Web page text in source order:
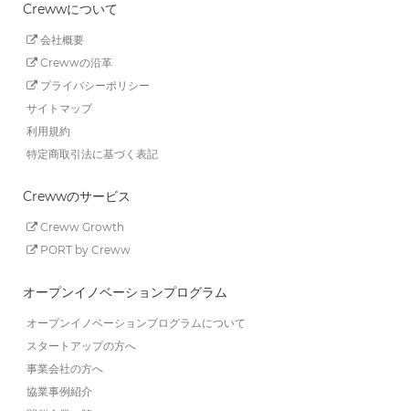
Crewwについて
会社概要
Crewwの沿革
プライバシーポリシー
サイトマップ
利用規約
特定商取引法に基づく表記
Crewwのサービス
Creww Growth
PORT by Creww
オープンイノベーションプログラム
オープンイノベーションプログラムについて
スタートアップの方へ
事業会社の方へ
協業事例紹介